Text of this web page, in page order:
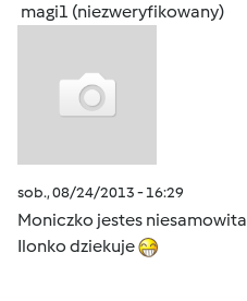
magi1 (niezweryfikowany)
sob., 08/24/2013 - 16:29
Moniczko jestes niesamowita
Ilonko dziekuje